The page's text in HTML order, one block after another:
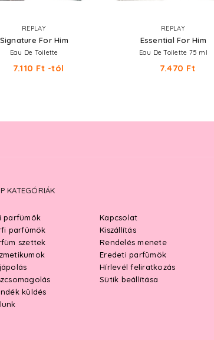
REPLAY
Signature For Him
Eau De Toilette
7.110 Ft -tól
REPLAY
Essential For Him
Eau De Toilette 75 ml
7.470 Ft
KATEGÓRIÁK
parfümök
parfümök
szettek
küldés
Kapcsolat
Kiszállítás
Rendelés menete
Eredeti parfümök
Hírlevél feliratkozás
Sütik beállítása